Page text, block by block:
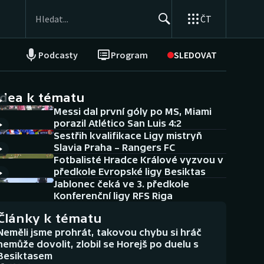
ČT
Podcasty Program SLEDOVAT
NEPŘEHLÉDNĚTE
Historické návraty
Aplikace ČT sport
AZ kvíz
k tématu
Messi dal první góly po MS, Miami
porazil Atlético San Luis 4:2
Sestřih kvalifikace Ligy mistryň
Slavia Praha – Rangers FC
Fotbalisté Hradce Králové vyzvou v
předkole Evropské ligy Besiktas
Jablonec čeká ve 3. předkole
Konferenční ligy RFS Riga
k tématu
jsme prohrát, takovou chybu si hráč
dovolit, zlobil se Horejš po duelu s